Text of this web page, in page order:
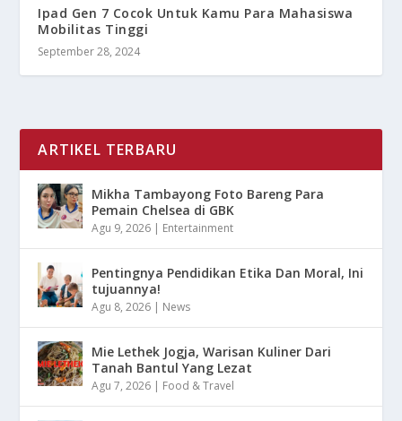
Ipad Gen 7 Cocok Untuk Kamu Para Mahasiswa
Mobilitas Tinggi
September 28, 2024
ARTIKEL TERBARU
Mikha Tambayong Foto Bareng Para
Pemain Chelsea di GBK
Agu 9, 2026 | Entertainment
Pentingnya Pendidikan Etika Dan Moral, Ini
tujuannya!
Agu 8, 2026 | News
Mie Lethek Jogja, Warisan Kuliner Dari
Tanah Bantul Yang Lezat
Agu 7, 2026 | Food & Travel